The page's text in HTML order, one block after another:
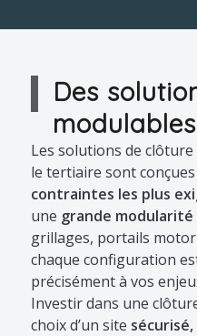
Des
Les solutions de
le tertiaire sont
contraintes les plus
une grande modularité
grillages, portails
chaque configuration
précisément à vos
Investir dans une
choix d’un site